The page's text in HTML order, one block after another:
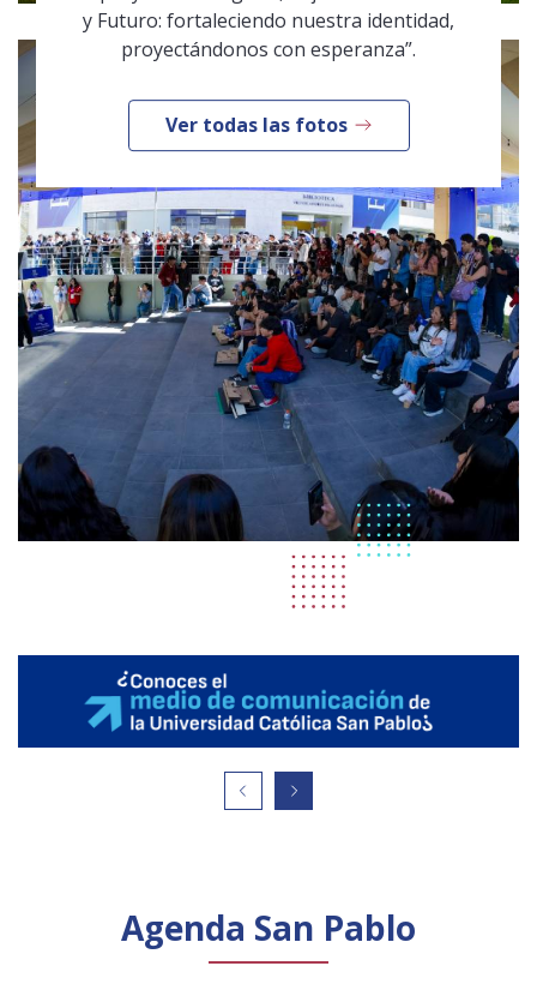
y Futuro: fortaleciendo nuestra identidad,
proyectándonos con esperanza”.
Ver todas las fotos
Agenda San Pablo